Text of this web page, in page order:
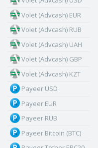
Volet (Advcash) EUR
Volet (Advcash) RUB
Volet (Advcash) UAH
Volet (Advcash) GBP
Volet (Advcash) KZT
Payeer USD
Payeer EUR
Payeer RUB
Payeer Bitcoin (BTC)